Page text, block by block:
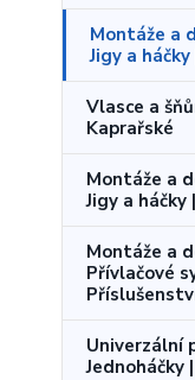
Montáže a
Jigy a
Vlasce a
Kaprařské
Montáže a
Jigy a háčky
Montáže a
Přívlačové
Univerzální
Jednoháčky